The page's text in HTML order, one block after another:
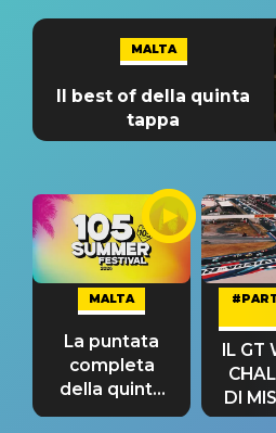
MALTA
Il best of della quinta
tappa
MALTA
La puntata
completa
della quinta
tappa
IL GT
DI